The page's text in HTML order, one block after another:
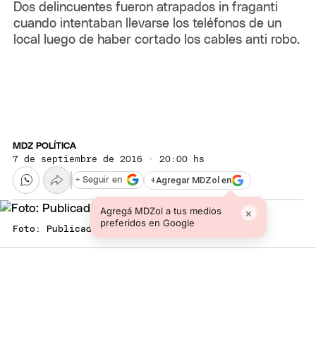
Dos delincuentes fueron atrapados in fraganti
cuando intentaban llevarse los teléfonos de un
local luego de haber cortado los cables anti robo.
MDZ POLÍTICA
7 de septiembre de 2016 · 20:00 hs
+Agregar MDZol en
Agregá MDZol a tus medios
preferidos en Google
×
+ Seguir en
Foto: Publicada por el Diario de Cuyo